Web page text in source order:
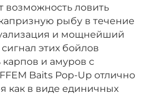
ловить
рыбу в течение
и мощнейший
этих бойлов
и амуров с
Baits Pop-Up отлично
как в виде единичных